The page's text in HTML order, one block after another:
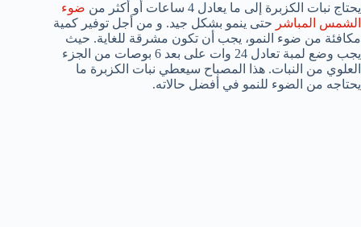
يحتاج نبات الكزبرة إلى ما يعادل 4 ساعات أو أكثر من
ضوء
الشمس المباشر حتى ينمو بشكل جيد. و من أجل توفير كمية
مكافئة من ضوء النمو، يجب أن تكون مشرقة للغاية. حيث
يجب وضع لمبة تعادل 24 وات على بعد 6 بوصات من الجزء
العلوي من النبات. هذا المصباح سيعطي نبات الكزبرة ما
يحتاجه من الضوء للنمو في أفضل حالاته.